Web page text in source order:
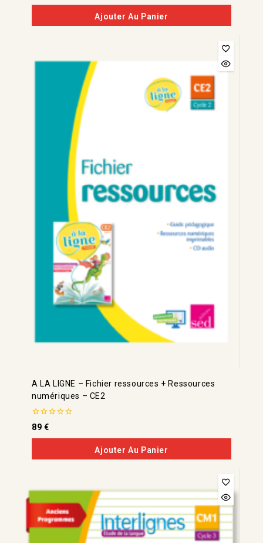
5
Ajouter Au Panier
A LA LIGNE – Fichier ressources + Ressources
numériques – CE2
0
de
5
89 €
Ajouter Au Panier